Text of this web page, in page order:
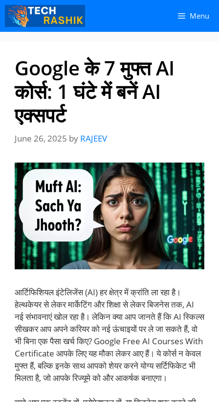
Skip
content
Skip
content
Menu
Google के 7 मुफ्त AI
कोर्स: 1 घंटे में बनें AI
एक्सपर्ट
June 26, 2025 by RAJEEV
आर्टिफिशियल इंटेलिजेंस (AI) हर क्षेत्र में क्रांति ला रहा है।
हेल्थकेयर से लेकर मार्केटिंग और शिक्षा से लेकर बिजनेस तक, AI
नई संभावनाएं खोल रहा है। लेकिन क्या आप जानते हैं कि AI स्किल्स
सीखकर आप अपने करियर को नई ऊंचाइयों पर ले जा सकते हैं, वो
भी बिना एक पैसा खर्च किए? Google Free AI Courses With
Certificate आपके लिए यह मौका लेकर आए हैं। ये कोर्स न केवल
मुफ्त हैं, बल्कि इनके साथ आपको शेयर करने योग्य सर्टिफिकेट भी
मिलता है, जो आपके रिज्यूमे को और आकर्षक बनाएगा।